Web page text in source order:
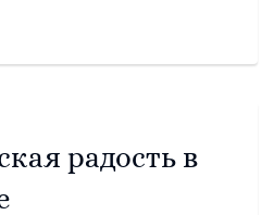
температурой
радость в